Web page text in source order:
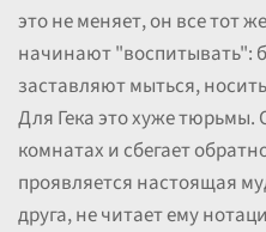
это не меняет, он все тот
начинают "воспитывать":
заставляют мыться,
Для Гека это хуже
комнатах и сбегает
проявляется настоящая
друга, не читает ему